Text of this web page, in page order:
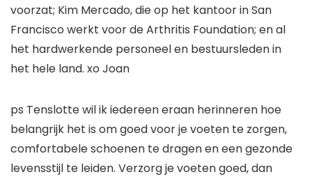
voorzat; Kim Mercado, die op het kantoor in San
Francisco werkt voor de Arthritis Foundation; en al
het hardwerkende personeel en bestuursleden in
het hele land. xo Joan
ps Tenslotte wil ik iedereen eraan herinneren hoe
belangrijk het is om goed voor je voeten te zorgen,
comfortabele schoenen te dragen en een gezonde
levensstijl te leiden. Verzorg je voeten goed, dan